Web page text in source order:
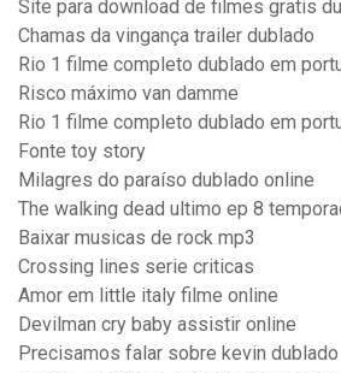
Site para download de filmes gratis
Chamas da vingança trailer dublado
Rio 1 filme completo dublado em
Risco máximo van damme
Rio 1 filme completo dublado em
Fonte toy story
Milagres do paraíso dublado online
The walking dead ultimo ep 8
Baixar musicas de rock mp3
Crossing lines serie criticas
Amor em little italy filme online
Devilman cry baby assistir online
Precisamos falar sobre kevin dublado